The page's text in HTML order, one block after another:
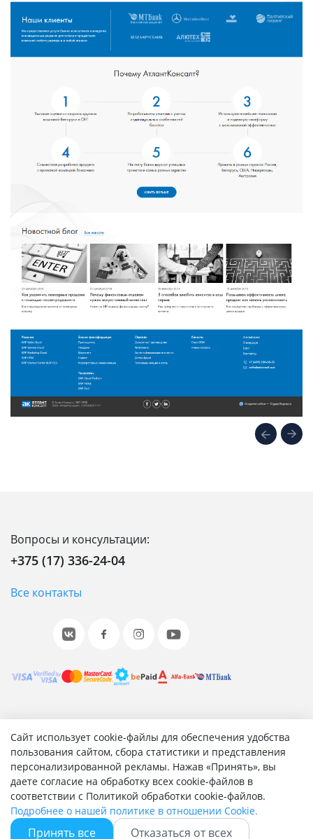
Сайт использует cookie-файлы для обеспечения удобства
пользования сайтом, сбора статистики и представления
персонализированной рекламы. Нажав «Принять», вы
даете согласие на обработку всех cookie-файлов в
соответствии с Политикой обработки cookie-файлов.
Подробнее о нашей политике в отношении Cookie.
Принять все Отказаться от всех
Вопросы и консультации:
+375 (17) 336-24-04
Все контакты
© 2001-2026 «Битрикс», «1С-Битрикс». Работает на 1С-
Битрикс: Управление сайтом.
Согласие на обработку персональных данных
Отзыв согласия на обработку персональных данных
Политика обработки персональных данных
Соглашение об использовании сайта